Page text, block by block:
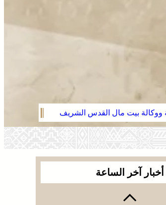
ووكالة بيت مال القدس الشريف
أخبار آخر الساعة